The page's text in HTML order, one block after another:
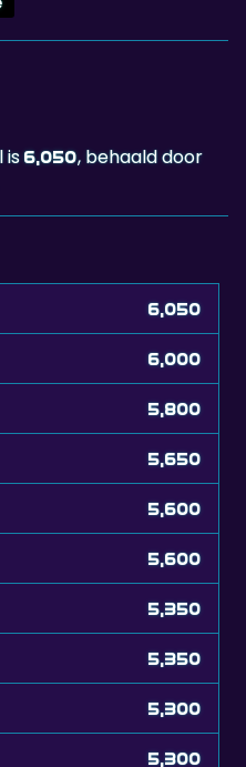
6,000
5,800
5,650
5,600
5,600
5,350
5,350
5,300
5,300
5,300